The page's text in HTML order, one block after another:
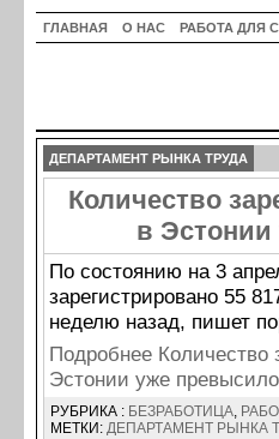
ГЛАВНАЯ О НАС РАБОТА ДЛЯ
ДЕПАРТАМЕНТ РЫНКА ТРУДА
Количество
в Эстонии
По состоянию на 3
зарегистрировано 55
неделю назад, пишет
Подробнее Количество
Эстонии уже
РУБРИКА : БЕЗРАБОТИЦА,
МЕТКИ: ДЕПАРТАМЕНТ РЫНКА